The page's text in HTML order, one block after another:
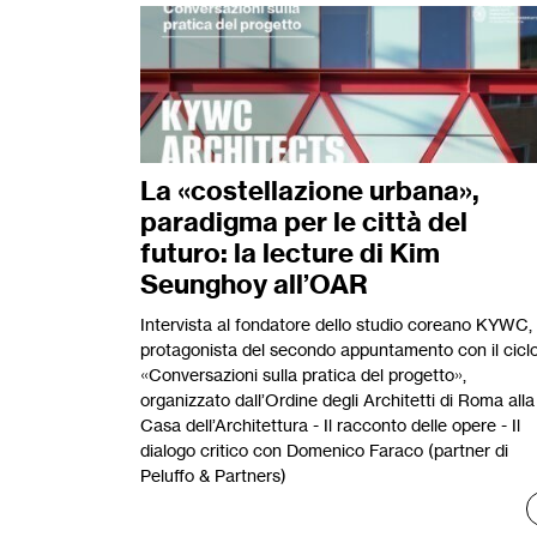
La «costellazione urbana»,
paradigma per le città del
futuro: la lecture di Kim
Seunghoy all’OAR
Intervista al fondatore dello studio coreano KYWC,
protagonista del secondo appuntamento con il
«Conversazioni sulla pratica del progetto»,
organizzato dall’Ordine degli Architetti di Roma alla
Casa dell’Architettura - Il racconto delle opere - Il
dialogo critico con Domenico Faraco (partner di
Peluffo & Partners)